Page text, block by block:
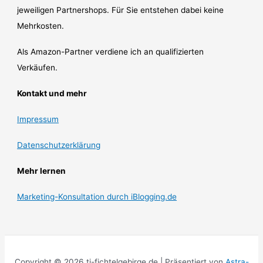
jeweiligen Partnershops. Für Sie entstehen dabei keine
Mehrkosten.
Als Amazon-Partner verdiene ich an qualifizierten
Verkäufen.
Kontakt und mehr
Impressum
Datenschutzerklärung
Mehr lernen
Marketing-Konsultation durch iBlogging.de